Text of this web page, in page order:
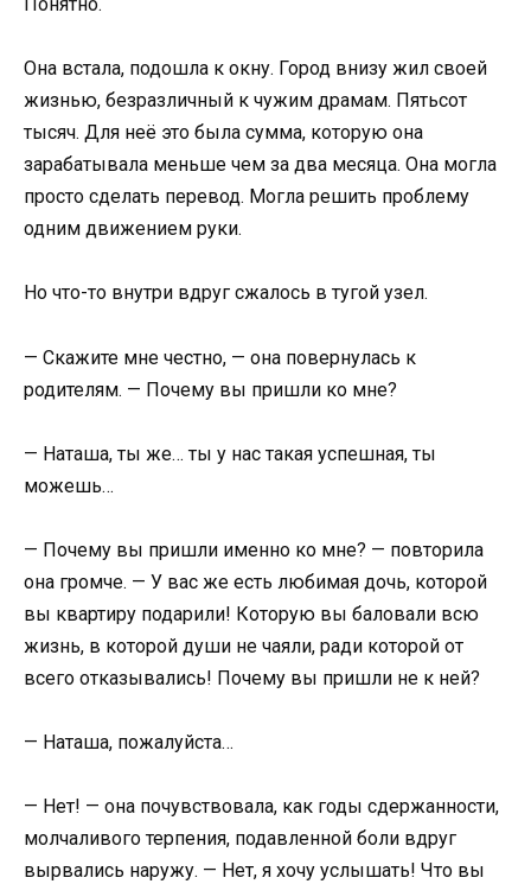
Она встала, подошла к окну. Город внизу жил своей
жизнью, безразличный к чужим драмам. Пятьсот
тысяч. Для неё это была сумма, которую она
зарабатывала меньше чем за два месяца. Она могла
просто сделать перевод. Могла решить проблему
одним движением руки.
Но что-то внутри вдруг сжалось в тугой узел.
— Скажите мне честно, — она повернулась к
родителям. — Почему вы пришли ко мне?
— Наташа, ты же… ты у нас такая успешная, ты
можешь…
— Почему вы пришли именно ко мне? — повторила
она громче. — У вас же есть любимая дочь, которой
вы квартиру подарили! Которую вы баловали всю
жизнь, в которой души не чаяли, ради которой от
всего отказывались! Почему вы пришли не к ней?
— Наташа, пожалуйста…
— Нет! — она почувствовала, как годы сдержанности,
молчаливого терпения, подавленной боли вдруг
вырвались наружу. — Нет, я хочу услышать! Что вы